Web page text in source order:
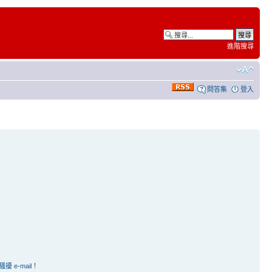
進階搜尋
問答集 登入
擾 e-mail！